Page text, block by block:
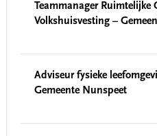
Teammanager Ruimtelijke
Volkshuisvesting –
Adviseur fysieke
Gemeente Nunspeet